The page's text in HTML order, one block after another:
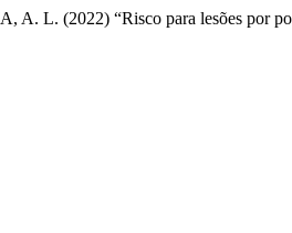
L. (2022) “Risco para lesões por